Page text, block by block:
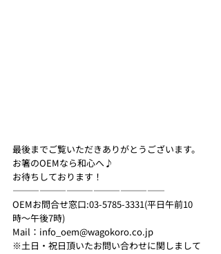
最後までご覧いただきありがとうございます。
お箸のOEMなら和心へ♪
お待ちしております！
—————————————————
OEMお問合せ窓口:03-5785-3331(平日午前10
時〜午後7時)
Mail：info_oem@wagokoro.co.jp
※土日・祝日頂いたお問い合わせに関しまして